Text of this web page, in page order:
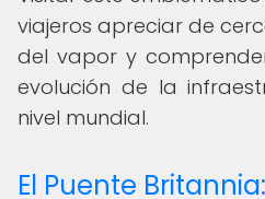
viajeros apreciar de
del vapor y
evolución de la
nivel mundial.
El Puente